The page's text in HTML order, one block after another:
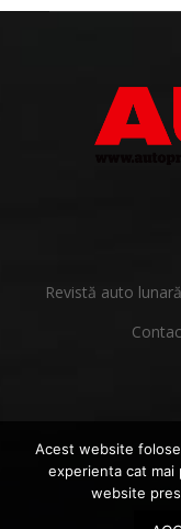
Revistă auto
Acest website
experienta cat mai
website